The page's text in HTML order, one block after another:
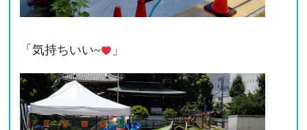
「気持ちいい~ 」